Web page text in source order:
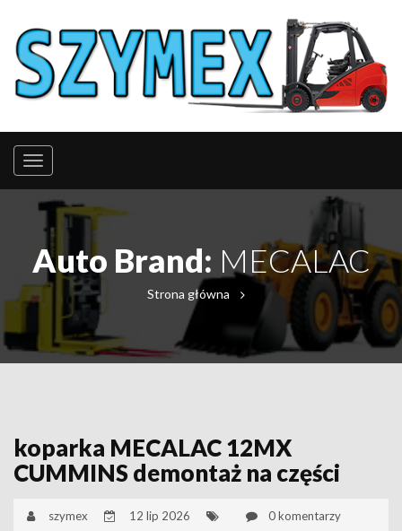
Auto Brand: MECALAC
Strona główna
koparka MECALAC 12MX
CUMMINS demontaż na części
szymex 12 lip 2026
0 komentarzy